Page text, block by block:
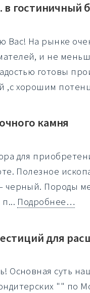
в гостиничный
Вас! На рынке
и не
готовы
,с хорошим
камня
для
Полезное
черный. Породы
Подробнее…
для
Основная суть
"" по